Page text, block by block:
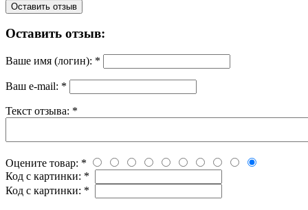
Оставить отзыв
Оставить отзыв:
Ваше имя (логин): *
Ваш e-mail: *
Текст отзыва: *
Оцените товар: *
Код с картинки: *
Код с картинки: *